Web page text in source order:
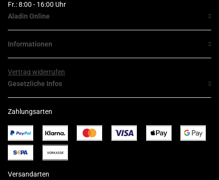
Fr.: 8:00 - 16:00 Uhr
Aladin Online
Informationen
Vertrag widerrufen
Gesetzliche Infos
Zahlungsarten
Versandarten